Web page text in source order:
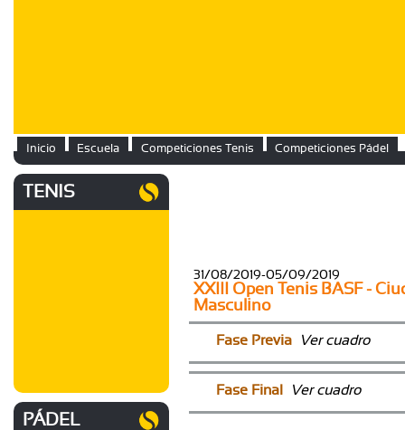
Inicio Escuela Competiciones Tenis Competiciones Pádel
TENIS
PÁDEL
31/08/2019-05/09/2019
XXIII Open Tenis BASF -
Masculino
Fase Previa Ver cuadro
Fase Final Ver cuadro